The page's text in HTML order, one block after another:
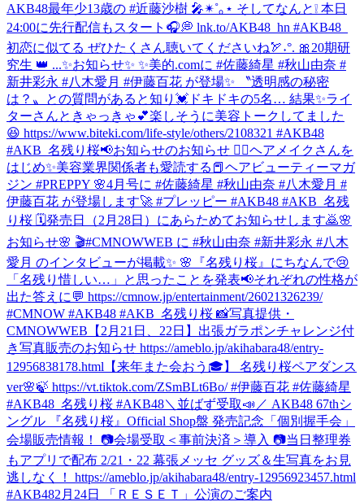
AKB48最年少13歳の #近藤沙樹 🎤✴︎˚｡⋆ そしてなんと❕ 本日
24:00に先行配信もスタート🎧💭 lnk.to/AKB48_hn #AKB48_
初恋に似てる ぜひたくさん聴いてくださいね🏹˖°. 🎀20期研
究生 👑 ...✨お知らせ✨ ✨美的.comに #佐藤綺星 #秋山由奈 #
新井彩永 #八木愛月 #伊藤百花 が登場✨ 〝透明感の秘密
は？〟との質問があると知り💓ドキドキの5名… 結果✨ライ
ターさんときゃっきゃ💕楽しそうに美容トークしてました
😆 https://www.biteki.com/life-style/others/2108321 #AKB48
#AKB_名残り桜📢お知らせのお知らせ 💆‍♀️ヘアメイクさんを
はじめ✨美容業界関係者も愛読する📕ヘアビューティーマガ
ジン #PREPPY 🌸4月号に #佐藤綺星 #秋山由奈 #八木愛月 #
伊藤百花 が登場します🚀 #プレッピー #AKB48 #AKB_名残
り桜 🗓発売日（2月28日）にあらためてお知らせします🙇🌸
お知らせ🌸 🎬#CMNOWWEB に #秋山由奈 #新井彩永 #八木
愛月 のインタビューが掲載✨ 🌸『名残り桜』にちなんで😢
「名残り惜しい…」と思ったことを発表📢それぞれの性格が
出た答えに💬 https://cmnow.jp/entertainment/26021326239/
#CMNOW #AKB48 #AKB_名残り桜 📸写真提供・
CMNOWWEB 【2月21日、22日】出張ガラポンチャレンジ付
き写真販売のお知らせ https://ameblo.jp/akihabara48/entry-
12956838178.html 【来年また会おう🎓】 名残り桜ペアダンス
ver🌸🍃 https://vt.tiktok.com/ZSmBLt6Bo/ #伊藤百花 #佐藤綺星
#AKB48_名残り桜 #AKB48＼並ばず受取📣／ AKB48 67thシ
ングル 『名残り桜』Official Shop盤 発売記念「個別握手会」
会場販売情報！ 📷会場受取＜事前決済＞導入 📷当日整理券
もアプリで配布 2/21・22 幕張メッセ グッズ＆生写真をお見
逃しなく！ https://ameblo.jp/akihabara48/entry-12956923457.html
#AKB482月24日 「ＲＥＳＥＴ」公演のご案内